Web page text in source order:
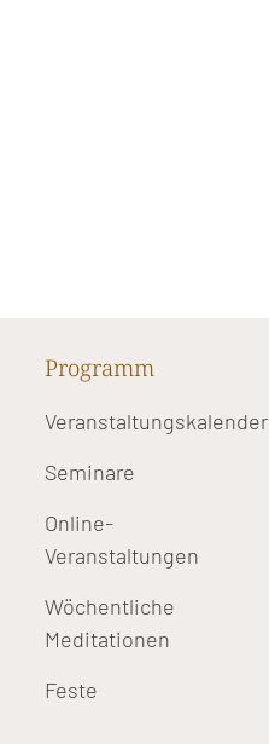
Programm
Veranstaltungskalender
Seminare
Online-
Veranstaltungen
Wöchentliche
Meditationen
Feste